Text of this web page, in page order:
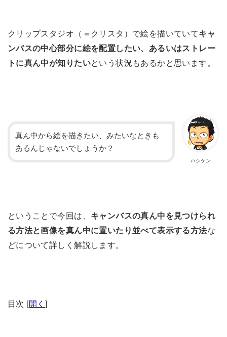
クリップスタジオ（＝クリスタ）で絵を描いていてキャ
ンバスの中心部分に絵を配置したい、あるいはストレー
トに真ん中が知りたいという状況もあるかと思います。
ハシケン
真ん中から絵を描きたい、みたいなときも
あるんじゃないでしょうか？
ということで今回は、 キャンバスの真ん中を見つけられ
る方法と画像を真ん中に置いたり並べて表示する方法な
どについて詳しく解説します。
目次 [開く]